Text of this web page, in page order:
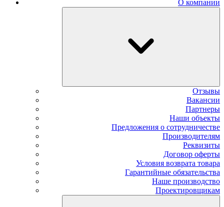
О компании
Отзывы
Вакансии
Партнеры
Наши объекты
Предложения о сотрудничестве
Производителям
Реквизиты
Договор оферты
Условия возврата товара
Гарантийные обязательства
Наше производство
Проектировщикам